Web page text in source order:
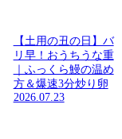
【土用の丑の日】バ
リ早！おうちうな重
｜ふっくら鰻の温め
方＆爆速3分炒り卵
2026.07.23